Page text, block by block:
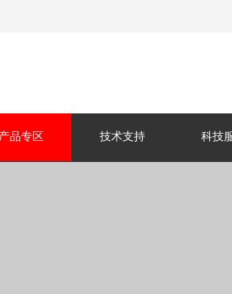
产品专区 技术支持 科技